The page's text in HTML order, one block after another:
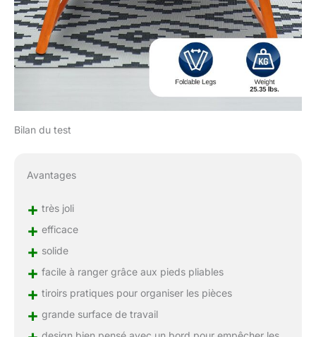
Bilan du test
Avantages
+ très joli
+ efficace
+ solide
+ facile à ranger grâce aux pieds pliables
+ tiroirs pratiques pour organiser les pièces
+ grande surface de travail